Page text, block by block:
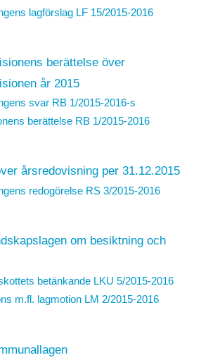
lagförslag LF 15/2015-2016
berättelse över
år 2015
svar RB 1/2015-2016-s
berättelse RB 1/2015-2016
årsredovisning per 31.12.2015
redogörelse RS 3/2015-2016
om besiktning och
betänkande LKU 5/2015-2016
m.fl. lagmotion LM 2/2015-2016